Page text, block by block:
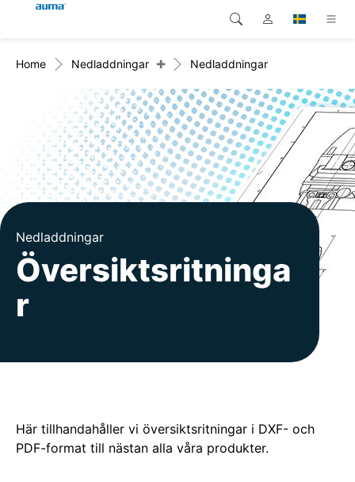
Produkter
Lösningar
Nedladdningar
Service
Företag
Kontakt
Global
Europa
Asien och Stillahavsområdet
Nordamerika
Sök
Home Nedladdningar + Nedladdningar
Nedladdningar
Översiktsritninga
r
Här tillhandahåller vi översiktsritningar i DXF- och
PDF-format till nästan alla våra produkter.